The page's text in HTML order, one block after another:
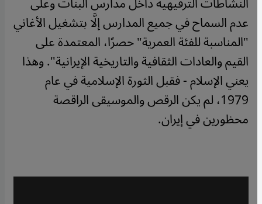
عدم السماح في جميع المدارس إلَّا بتشغيل الأغاني
"المناسبة للفئة العمرية" حصرًا، المعتمدة على
القيم والعادات الثقافية والتاريخية الإيرانية". وهذا
يعني الإسلام - فقبل الثورة الإسلامية في عام
1979، لم يكن الرقص والموسيقى الراقصة
محظورين في إيران.